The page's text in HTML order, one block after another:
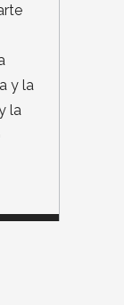
y la
la